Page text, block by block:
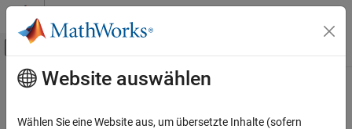
Weiter zum Inhalt
Umschaltung für Off-Canvas-
Startseite der Dokumentation
Hauptinhalt
Website auswählen
Wählen Sie eine Website aus, um übersetzte Inhalte (sofern